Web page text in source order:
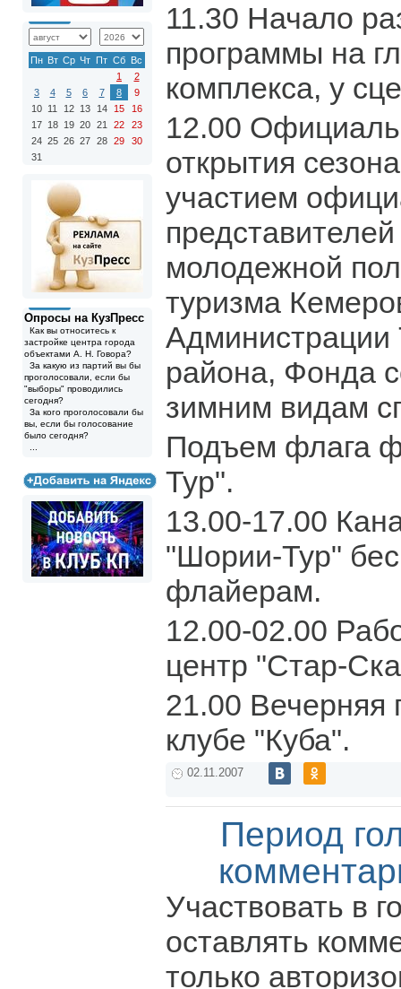
Пн Вт Ср Чт Пт Сб Вс
1
2
3
4 5 6 7 8
9
10 11 12 13 14 15
16
17 18 19 20 21 22
23
24 25 26 27 28 29
30
31
Опросы на КузПресс
Как вы относитесь к
застройке центра города
объектами А. Н. Говора?
За какую из партий вы бы
проголосовали, если бы
"выборы" проводились
сегодня?
За кого проголосовали бы
вы, если бы голосование
было сегодня?
11.30 Начало
программы на
комплекса, у
12.00
открытия
участием
молодежной
туризма
Администрации
района, Фонда
зимним видам
Подъем флага
Тур".
13.00-17.00
"Шории-Тур"
флайерам.
12.00-02.00
центр "Стар-
21.00 Вечерняя
клубе "Куба".
02.11.2007
Период
Участвовать в
оставлять
только